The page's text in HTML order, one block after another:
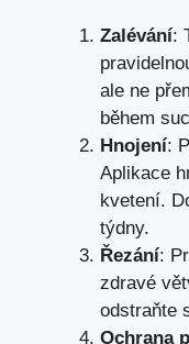
Zalévání:
ale ne
během
Hnojení:
Aplikace
kvetení.
týdny.
Řezání:
zdravé
odstraňte
Ochrana